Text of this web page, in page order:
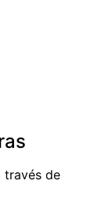
través de